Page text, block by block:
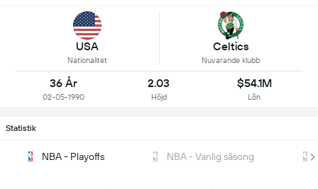
USA
Nationalitet
Celtics
Nuvarande klubb
36 År
02-05-1990
2.03
Höjd
$54.1M
Lön
Statistik
NBA - Playoffs NBA - Vanlig säsong